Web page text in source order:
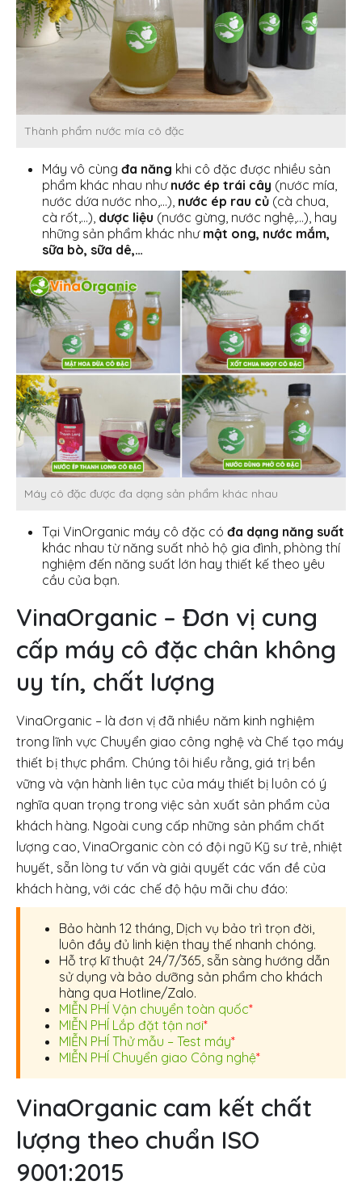
Thành phẩm nước mía cô đặc
Máy vô cùng đa năng khi cô đặc được nhiều sản
phẩm khác nhau như nước ép trái cây (nước mía,
nước dứa nước nho,…), nước ép rau củ (cà chua,
cà rốt,…), dược liệu (nước gừng, nước nghệ,…), hay
những sản phẩm khác như mật ong, nước mắm,
sữa bò, sữa dê,…
Máy cô đặc được đa dạng sản phẩm khác nhau
Tại VinOrganic máy cô đặc có đa dạng năng suất
khác nhau từ năng suất nhỏ hộ gia đình, phòng thí
nghiệm đến năng suất lớn hay thiết kế theo yêu
cầu của bạn.
VinaOrganic – Đơn vị cung
cấp máy cô đặc chân không
uy tín, chất lượng
VinaOrganic – là đơn vị đã nhiều năm kinh nghiệm
trong lĩnh vực Chuyển giao công nghệ và Chế tạo máy
thiết bị thực phẩm. Chúng tôi hiểu rằng, giá trị bền
vững và vận hành liên tục của máy thiết bị luôn có ý
nghĩa quan trọng trong việc sản xuất sản phẩm của
khách hàng. Ngoài cung cấp những sản phẩm chất
lượng cao, VinaOrganic còn có đội ngũ Kỹ sư trẻ, nhiệt
huyết, sẵn lòng tư vấn và giải quyết các vấn đề của
khách hàng, với các chế độ hậu mãi chu đáo:
Bảo hành 12 tháng, Dịch vụ bảo trì trọn đời,
luôn đầy đủ linh kiện thay thế nhanh chóng.
Hỗ trợ kĩ thuật 24/7/365, sẵn sàng hướng dẫn
sử dụng và bảo dưỡng sản phẩm cho khách
hàng qua Hotline/Zalo.
MIỄN PHÍ Vận chuyển toàn quốc*
MIỄN PHÍ Lắp đặt tận nơi*
MIỄN PHÍ Thử mẫu – Test máy*
MIỄN PHÍ Chuyển giao Công nghệ*
VinaOrganic cam kết chất
lượng theo chuẩn ISO
9001:2015